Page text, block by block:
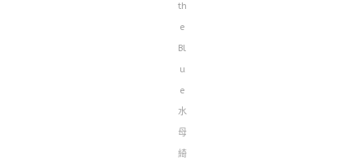
th
e
Bl
u
e
水
母
綺